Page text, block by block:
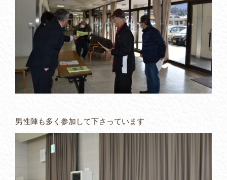
男性陣も多く参加して下さっています